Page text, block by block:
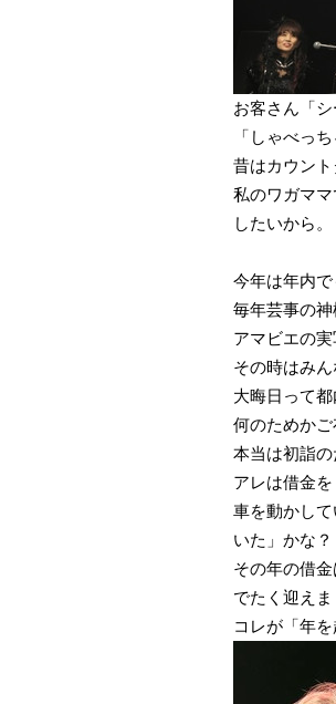
お客さん「
「しゃべっ
昔はカウン
私のワガマ
したいから。
今年は年内
毎年芸事の
アマビエの
その時はみ
大晦日って
何のためか
本当は初詣
アレは借金
車を動かし
いた」かな？
その年の借
でたく迎え
コレが「年